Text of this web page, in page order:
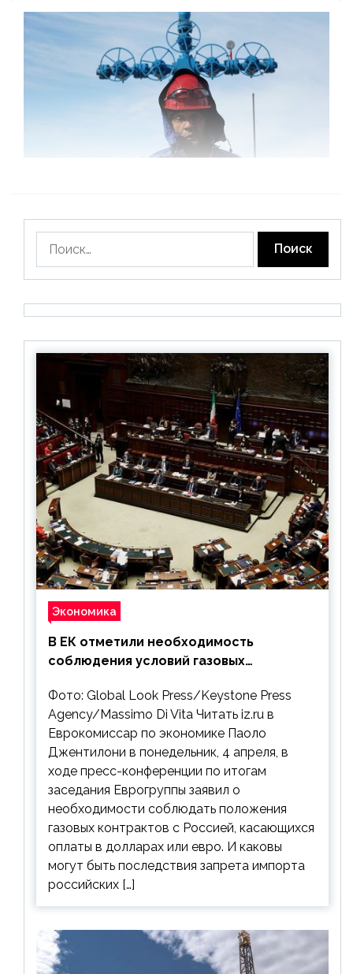
Экономика
В ЕК отметили необходимость
соблюдения условий газовых
Фото: Global Look Press/Keystone Press
Agency/Massimo Di Vita Читать iz.ru в
Еврокомиссар по экономике Паоло
Джентилони в понедельник, 4 апреля, в
ходе пресс-конференции по итогам
заседания Еврогруппы заявил о
необходимости соблюдать положения
газовых контрактов с Россией, касающихся
оплаты в долларах или евро. И каковы
могут быть последствия запрета импорта
российских […]